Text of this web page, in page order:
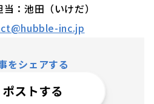
：池田（いけだ）
inc.jp
をシェアする